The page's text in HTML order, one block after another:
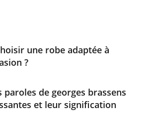
une robe adaptée à
?
paroles de georges brassens
et leur signification